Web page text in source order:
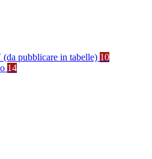
pubblicare in tabelle) 10
14